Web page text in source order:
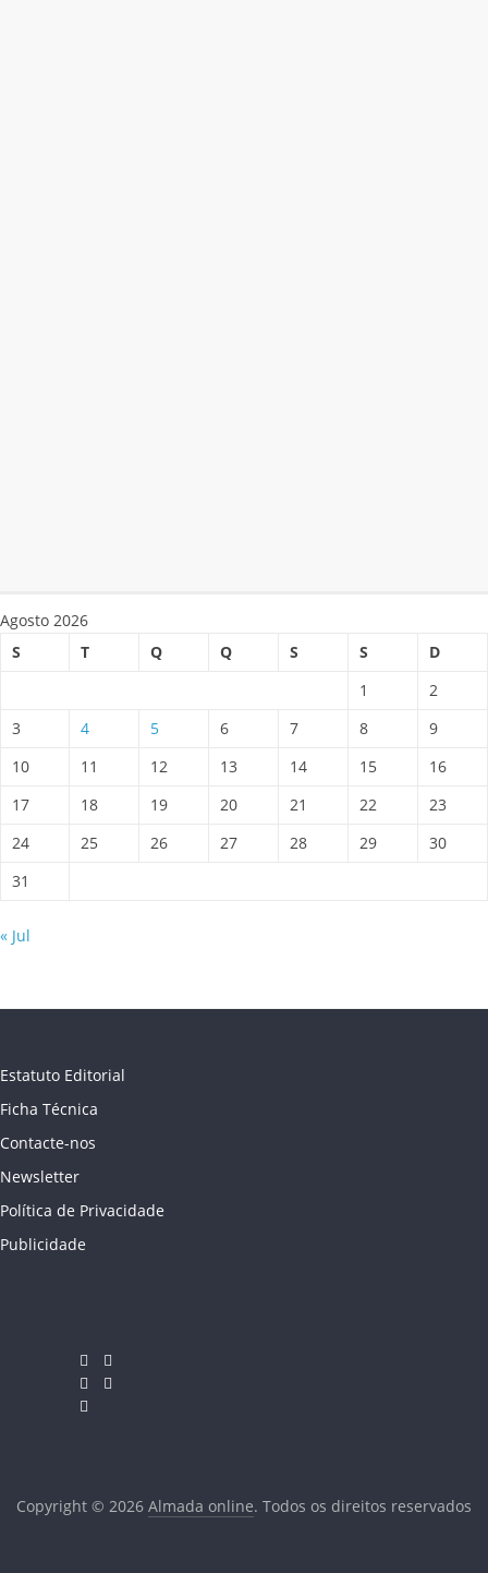
Agosto 2026
S
T Q Q S S
D
1
2
3
4 5 6 7 8
9
10
11 12 13 14 15
16
17
18 19 20 21 22
23
24
25 26 27 28 29
30
31
« Jul
Estatuto Editorial
Ficha Técnica
Contacte-nos
Newsletter
Política de Privacidade
Publicidade
Copyright © 2026 Almada online. Todos os direitos reservados